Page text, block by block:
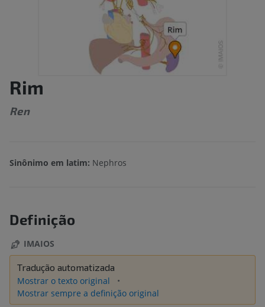
Rim
Ren
Sinônimo em latim: Nephros
Definição
IMAIOS
Tradução automatizada
Mostrar o texto original
Mostrar sempre a definição original